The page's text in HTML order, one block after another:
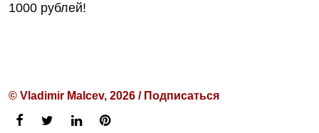
1000 рублей!
© Vladimir Malcev, 2026 / Подписаться